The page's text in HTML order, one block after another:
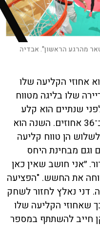
מהרגע הראשון". אבדיה
אחוזי הקליעה שלו
שלו בליגה מטווח
אבל לפני שנתיים הוא קלע
ב־37 אחוזי הצלחה, ולפני שנה ב־36 אחוזים. השנה הוא
זריקות לשלוש הן טווח קליעה
וגם מבחינת היחס
״אני חושב שאין כאן
את החשש. "הפציעה
דני נאלץ לחזור לשחק
שאחוזי הקליעה שלו
חייב להשתתף במספר